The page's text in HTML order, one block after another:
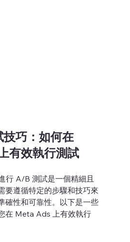
巧：如何在
有效執行測試
行 A/B 測試是一個精細且
要遵循特定的步驟和技巧來
確性和可靠性。以下是一些
在 Meta Ads 上有效執行